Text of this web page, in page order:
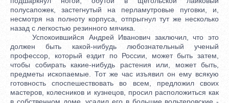
полусапожек, застегнутый на перламутровые пуговки, и,
несмотря на полноту корпуса, отпрыгнул тут же несколько
назад с легкостью резинного мячика.
Успокоившийся Андрей Иванович заключил, что это
должен быть какой-нибудь любознательный ученый
профессор, который ездит по России, может быть затем,
чтобы собирать какие-нибудь растения или, может быть,
предметы ископаемые. Тот же час изъявил он ему всякую
готовность споспешествовать во всем, предложил своих
мастеров, колесников и кузнецов, просил расположиться как
в собственном доме, усадил его в большие вольтеровские -